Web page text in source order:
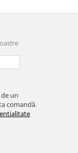
un
comandă.